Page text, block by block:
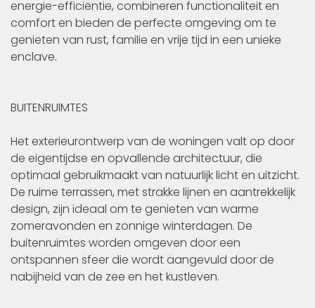
energie-efficiëntie, combineren functionaliteit en
comfort en bieden de perfecte omgeving om te
genieten van rust, familie en vrije tijd in een unieke
enclave.
BUITENRUIMTES
Het exterieurontwerp van de woningen valt op door
de eigentijdse en opvallende architectuur, die
optimaal gebruikmaakt van natuurlijk licht en uitzicht.
De ruime terrassen, met strakke lijnen en aantrekkelijk
design, zijn ideaal om te genieten van warme
zomeravonden en zonnige winterdagen. De
buitenruimtes worden omgeven door een
ontspannen sfeer die wordt aangevuld door de
nabijheid van de zee en het kustleven.